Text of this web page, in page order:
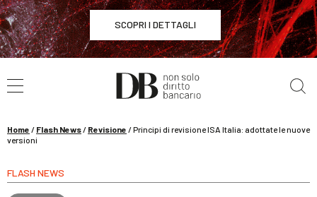
SCOPRI I DETTAGLI
WEBINAR / 17 settembre
La governance dell’Intelligenza Artificiale
Home / Flash News/ Revisione /Principi di revisione ISA Italia: adottate le nuove
versioni
FLASH NEWS